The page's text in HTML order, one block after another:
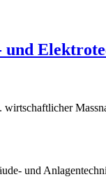
und
wirtschaftlicher
und